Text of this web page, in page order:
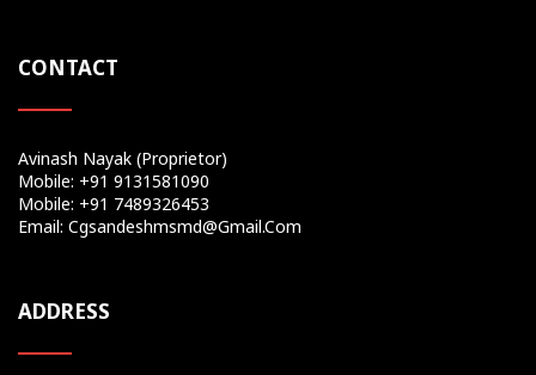
CONTACT
Avinash Nayak (Proprietor)
Mobile: +91 9131581090
Mobile: +91 7489326453
Email: Cgsandeshmsmd@gmail.com
ADDRESS